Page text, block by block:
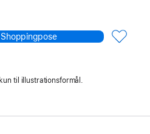
Shoppingpose
til illustrationsformål.